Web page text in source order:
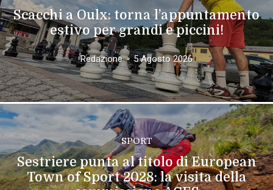
Scacchi a Oulx: torna l’appuntamento
estivo per grandi e piccini!
Redazione - 5 Agosto 2026
SPORT
Sestriere punta al titolo di European
Town of Sport 2028: la visita della